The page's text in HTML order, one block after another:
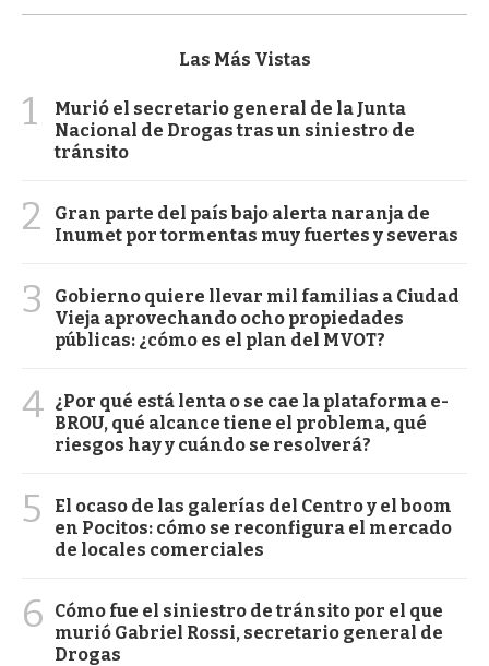
Las Más Vistas
1
Murió el secretario general de la Junta
Nacional de Drogas tras un siniestro de
tránsito
2
Gran parte del país bajo alerta naranja de
Inumet por tormentas muy fuertes y severas
3
Gobierno quiere llevar mil familias a Ciudad
Vieja aprovechando ocho propiedades
públicas: ¿cómo es el plan del MVOT?
4 ¿Por qué está lenta o se cae la plataforma e-
BROU, qué alcance tiene el problema, qué
riesgos hay y cuándo se resolverá?
5
El ocaso de las galerías del Centro y el boom
en Pocitos: cómo se reconfigura el mercado
de locales comerciales
6
Cómo fue el siniestro de tránsito por el que
murió Gabriel Rossi, secretario general de
Drogas